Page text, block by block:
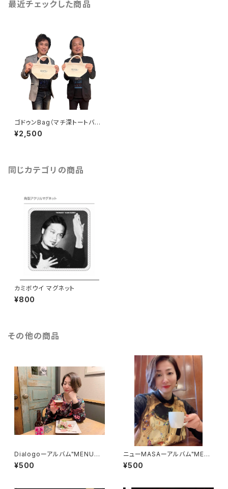
最近チェックした商品
ゴドゥンBag（マチ深トートバッ
グ）
¥2,500
同じカテゴリの商品
カミボウイ マグネット
¥800
その他の商品
Dialogoーアルバム"MENUよ
りシングルカット版
¥500
ニューMASAーアルバム"MEN
Uよりシングルカット版
¥500